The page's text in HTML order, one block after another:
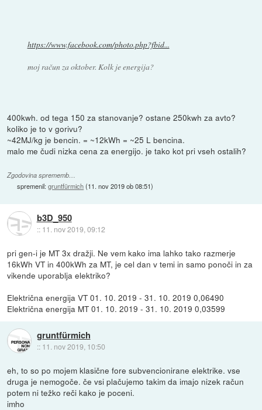
https://www.facebook.com/photo.php?fbid...
moj račun za oktober. Kolk je energija?
400kwh. od tega 150 za stanovanje? ostane 250kwh za avto?
koliko je to v gorivu?
~42MJ/kg je bencin. = ~12kWh = ~25 L bencina.
malo me čudi nizka cena za energijo. je tako kot pri vseh ostalih?
Zgodovina sprememb…
spremenil:gruntfürmich(11. nov 2019 ob 08:51)
b3D_950
:: 11. nov 2019, 09:12
pri gen-i je MT 3x dražji. Ne vem kako ima lahko tako razmerje
16kWh VT in 400kWh za MT, je cel dan v temi in samo ponoči in za
vikende uporablja elektriko?
Električna energija VT 01. 10. 2019 - 31. 10. 2019 0,06490
Električna energija MT 01. 10. 2019 - 31. 10. 2019 0,03599
gruntfürmich
:: 11. nov 2019, 10:50
eh, to so po mojem klasične fore subvencionirane elektrike. vse
druga je nemogoče. če vsi plačujemo takim da imajo nizek račun
potem ni težko reči kako je poceni.
imho